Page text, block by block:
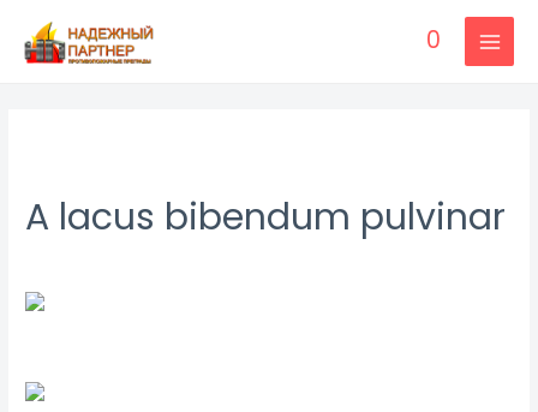
0
A lacus bibendum pulvinar